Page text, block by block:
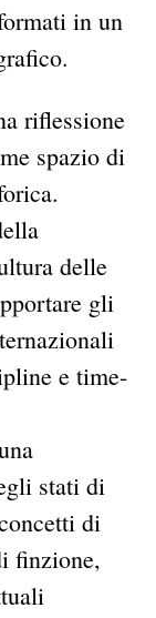
in un
riflessione
spazio di
delle
gli
e time-
stati di
di
finzione,